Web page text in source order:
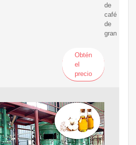
de
café
de
gran
Obtén
el
precio